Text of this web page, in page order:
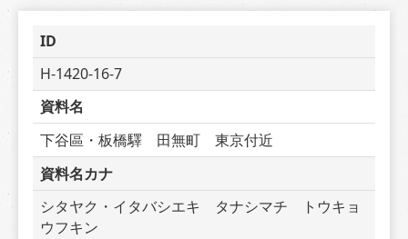
ID
H-1420-16-7
資料名
下谷區・板橋驛　田無町　東京付近
資料名カナ
シタヤク・イタバシエキ　タナシマチ　トウキョ
ウフキン